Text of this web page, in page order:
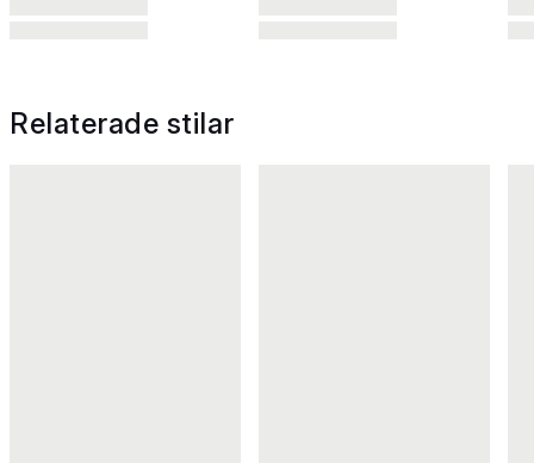
Relaterade stilar